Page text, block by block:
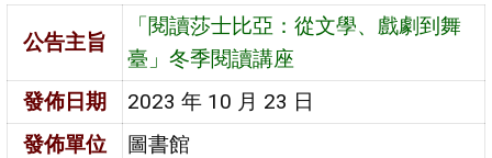
公告主旨
「閱讀莎士比亞：從文學、戲劇到舞
臺」冬季閱讀講座
發佈日期
2023 年 10 月 23 日
發佈單位
圖書館